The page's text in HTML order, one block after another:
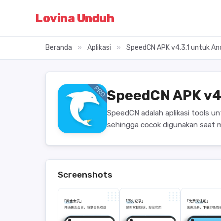
Lovina Unduh
Beranda » Aplikasi » SpeedCN APK v4.3.1 untuk
SpeedCN APK
SpeedCN adalah aplikasi tools
sehingga cocok digunakan saat
Screenshots